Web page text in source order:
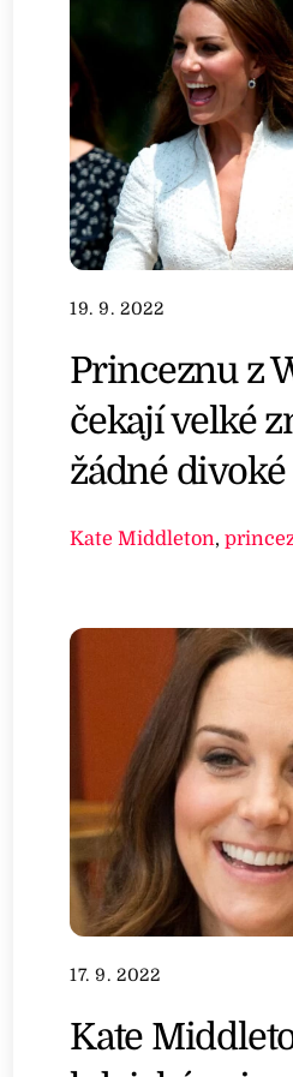
19. 9. 2022
Princeznu z
čekají velké
žádné
Kate Middleton,
17. 9. 2022
Kate